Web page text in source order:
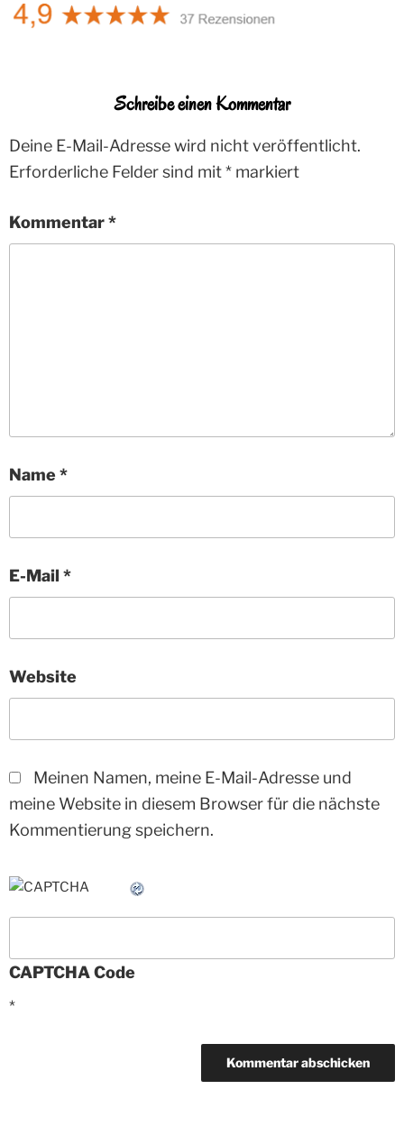
Schreibe einen Kommentar
Deine E-Mail-Adresse wird nicht veröffentlicht.
Erforderliche Felder sind mit* markiert
Kommentar*
Name *
E-Mail *
Website
Meinen Namen, meine E-Mail-Adresse und
meine Website in diesem Browser für die nächste
Kommentierung speichern.
CAPTCHA Code
*